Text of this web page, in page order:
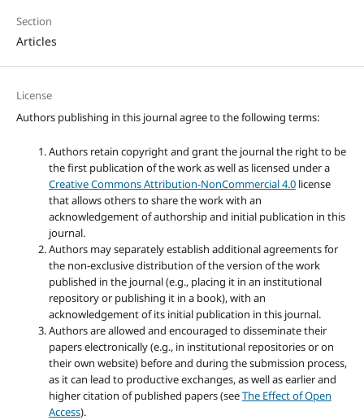
Section
Articles
License
Authors publishing in this journal agree to the following terms:
Authors retain copyright and grant the journal the right to be
the first publication of the work as well as licensed under a
Creative Commons Attribution-NonCommercial 4.0license
that allows others to share the work with an
acknowledgement of authorship and initial publication in this
journal.
Authors may separately establish additional agreements for
the non-exclusive distribution of the version of the work
published in the journal (e.g., placing it in an institutional
repository or publishing it in a book), with an
acknowledgement of its initial publication in this journal.
Authors are allowed and encouraged to disseminate their
papers electronically (e.g., in institutional repositories or on
their own website) before and during the submission process,
as it can lead to productive exchanges, as well as earlier and
higher citation of published papers (seeThe Effect of Open
Access).